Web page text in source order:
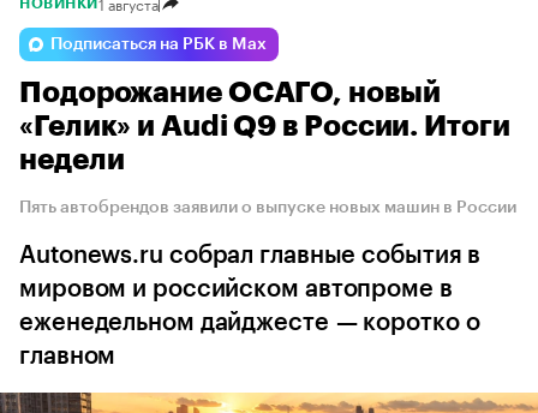
НОВИНКИ
Подписаться на РБК в Max
Подорожание ОСАГО, новый
«Гелик» и Audi Q9 в России. Итоги
недели
Пять автобрендов заявили о выпуске новых машин в России
Autonews.ru собрал главные события в
мировом и российском автопроме в
еженедельном дайджесте — коротко о
главном